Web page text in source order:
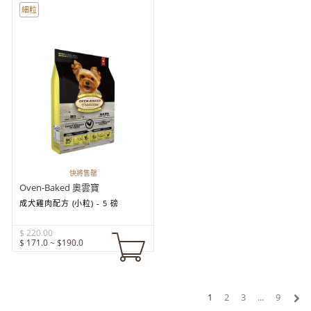
細粒
快將售罄
Oven-Baked 奧雲寶
成犬雞肉配方 (小粒) - 5 磅
$ 220.00
$ 171.0 ~ $190.0
1 2 3 ... 9